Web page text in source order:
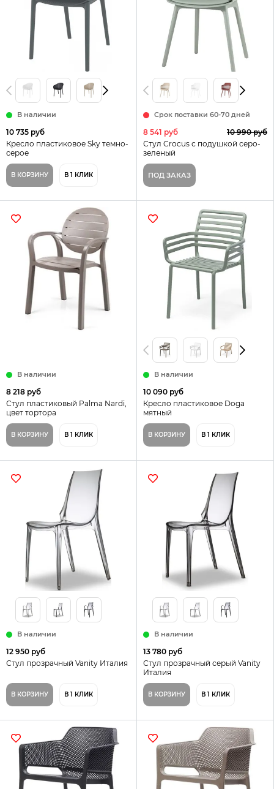
В наличии
10 735 руб
Кресло пластиковое Sky темно-
серое
В КОРЗИНУ В 1 КЛИК
Срок поставки 60-70 дней
8 541 руб
10 990 руб
Стул Crocus с подушкой серо-
зеленый
ПОД ЗАКАЗ
В наличии
8 218 руб
Стул пластиковый Palma Nardi,
цвет тортора
В КОРЗИНУ В 1 КЛИК
В наличии
10 090 руб
Кресло пластиковое Doga
мятный
В КОРЗИНУ В 1 КЛИК
В наличии
12 950 руб
Стул прозрачный Vanity Италия
В КОРЗИНУ В 1 КЛИК
В наличии
13 780 руб
Стул прозрачный серый Vanity
Италия
В КОРЗИНУ В 1 КЛИК